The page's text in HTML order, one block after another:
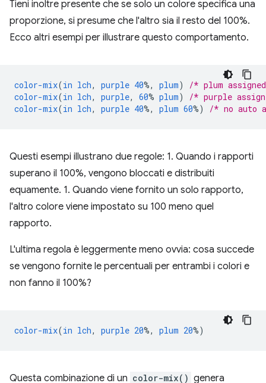
Tieni inoltre presente che se solo un colore specifica una
proporzione, si presume che l'altro sia il resto del 100%.
Ecco altri esempi per illustrare questo comportamento.
color-mix(in lch, purple 40%, plum)
/* plum
color-mix(in lch, purple, 60% plum)
/* purple
color-mix(in lch, purple 40%, plum 60%) /* no auto
Questi esempi illustrano due regole: 1. Quando i rapporti
superano il 100%, vengono bloccati e distribuiti
equamente. 1. Quando viene fornito un solo rapporto,
l'altro colore viene impostato su 100 meno quel
rapporto.
L'ultima regola è leggermente meno ovvia: cosa succede
se vengono fornite le percentuali per entrambi i colori e
non fanno il 100%?
color-mix(in lch, purple 20%, plum 20%)
Questa combinazione di un color-mix() genera